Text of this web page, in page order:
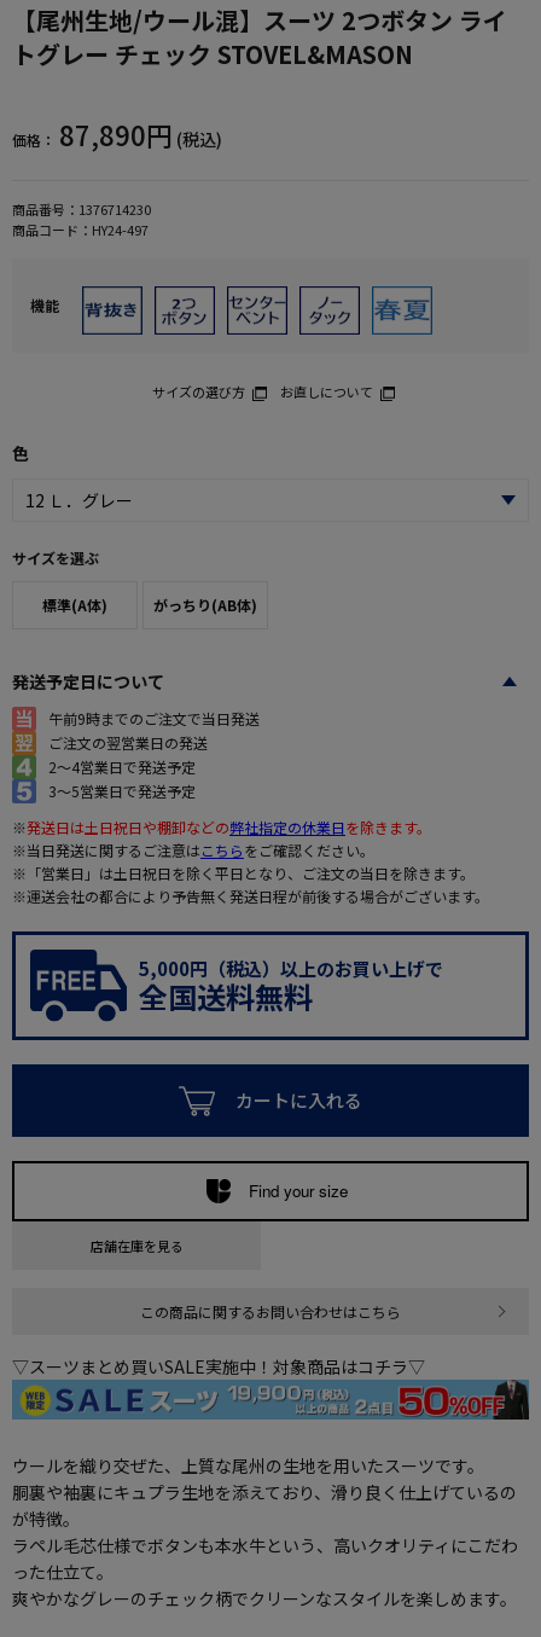
【尾州生地/ウール混】スーツ 2つボタン ライ
トグレー チェック STOVEL&MASON
価格： 87,890円 (税込)
商品番号： 1376714230
商品コード： HY24-497
機能
サイズの選び方 お直しについて
色
サイズを選ぶ
標準(A体) がっちり(AB体)
発送予定日について
午前9時までのご注文で当日発送
ご注文の翌営業日の発送
2～4営業日で発送予定
3～5営業日で発送予定
※発送日は土日祝日や棚卸などの弊社指定の休業日を除きます。
※当日発送に関するご注意はこちらをご確認ください。
※「営業日」は土日祝日を除く平日となり、ご注文の当日を除きます。
※運送会社の都合により予告無く発送日程が前後する場合がございます。
5,000円（税込）以上のお買い上げで
全国送料無料
カートに入れる
Find your size
店舗在庫を見る
この商品に関するお問い合わせはこちら
▽スーツまとめ買いSALE実施中！対象商品はコチラ▽
ウールを織り交ぜた、上質な尾州の生地を用いたスーツです。
胴裏や袖裏にキュプラ生地を添えており、滑り良く仕上げているの
が特徴。
ラペル毛芯仕様でボタンも本水牛という、高いクオリティにこだわ
った仕立て。
爽やかなグレーのチェック柄でクリーンなスタイルを楽しめます。